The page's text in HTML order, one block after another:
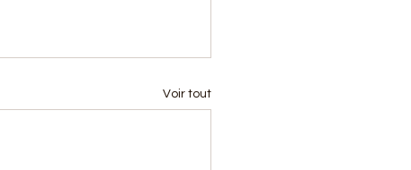
Voir tout